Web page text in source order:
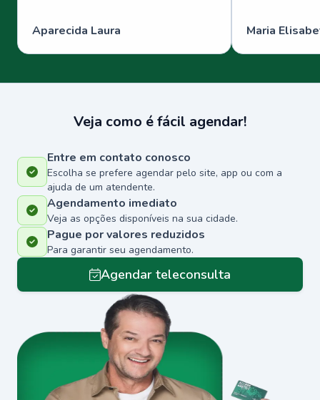
Aparecida Laura Maria
Veja como é fácil agendar!
Entre em contato conosco
Escolha se prefere agendar pelo site, app ou com a
ajuda de um atendente.
Agendamento imediato
Veja as opções disponíveis na sua cidade.
Pague por valores reduzidos
Para garantir seu agendamento.
Agendar teleconsulta